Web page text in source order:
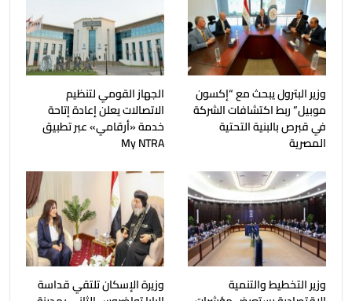
وزير البترول يبحث مع “إكسون
موبيل” ربط اكتشافات الشركة
في قبرص بالبنية التحتية
المصرية
الجهاز القومي لتنظيم
الاتصالات يعلن إعادة إتاحة
خدمة «أرقامي» عبر تطبيق
My NTRA
وزير التخطيط والتنمية
وزيرة الإسكان تلتقي قداسة